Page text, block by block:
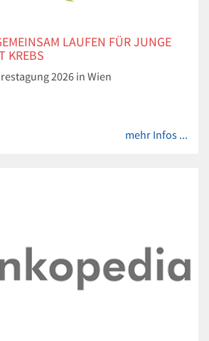
LAUFEN FÜR JUNGE
KREBS
2026 in Wien
mehr Infos ...